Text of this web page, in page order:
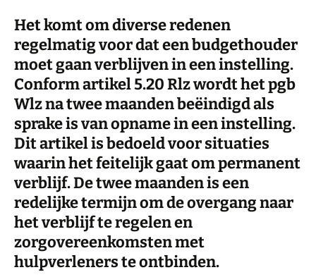
Het komt om diverse redenen
regelmatig voor dat een budgethouder
moet gaan verblijven in een instelling.
Conform artikel 5.20 Rlz wordt het pgb
Wlz na twee maanden beëindigd als
sprake is van opname in een instelling.
Dit artikel is bedoeld voor situaties
waarin het feitelijk gaat om permanent
verblijf. De twee maanden is een
redelijke termijn om de overgang naar
het verblijf te regelen en
zorgovereenkomsten met
hulpverleners te ontbinden.